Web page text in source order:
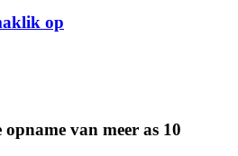
op
van meer as 10